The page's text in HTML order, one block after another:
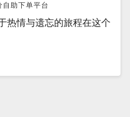
自助下单平台
热情与遗忘的旅程在这个